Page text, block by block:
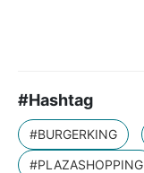
#Hashtag
#BURGERKING
#PLAZASHOPPING